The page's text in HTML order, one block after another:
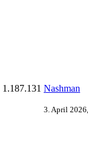
1.187.131 Nashman
3. April